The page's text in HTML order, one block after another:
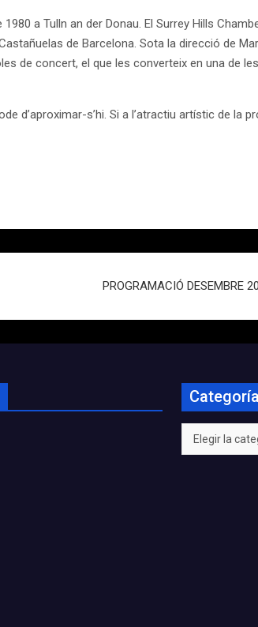
a Tulln an der Donau. El Surrey Hills
de Barcelona. Sota la direcció de
de concert, el que les converteix en una de
d’aproximar-s’hi. Si a l’atractiu artístic de la
PROGRAMACIÓ DESEMBRE
Categorías